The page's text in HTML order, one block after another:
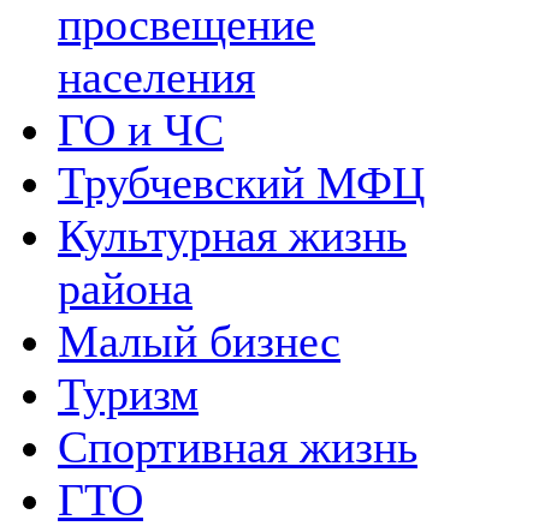
просвещение
населения
ГО и ЧС
Трубчевский МФЦ
Культурная жизнь
района
Малый бизнес
Туризм
Спортивная жизнь
ГТО